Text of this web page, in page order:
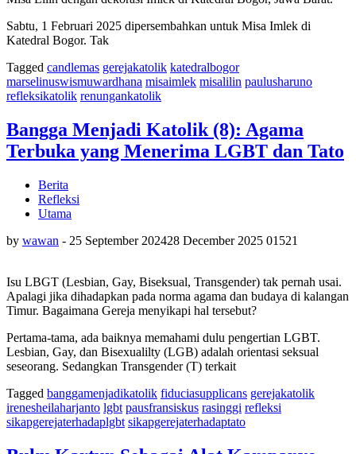
Sabtu, 1 Februari 2025 dipersembahkan untuk Misa Imlek di
Katedral Bogor. Tak
Tagged candlemas gerejakatolik katedralbogor
marselinuswismuwardhana misaimlek misalilin paulusharuno
refleksikatolik renungankatolik
Bangga Menjadi Katolik (8): Agama
Terbuka yang Menerima LGBT dan Tato
Berita
Refleksi
Utama
by wawan - 25 September 202428 December 2025 01521
Isu LBGT (Lesbian, Gay, Biseksual, Transgender) tak pernah usai.
Apalagi jika dihadapkan pada norma agama dan budaya di kalangan
Timur. Bagaimana Gereja menyikapi hal tersebut?
Pertama-tama, ada baiknya memahami dulu pengertian LGBT.
Lesbian, Gay, dan Bisexualilty (LGB) adalah orientasi seksual
seseorang. Sedangkan Transgender (T) terkait
Tagged banggamenjadikatolik fiduciasupplicans gerejakatolik
irenesheilaharjanto lgbt pausfransiskus rasinggi refleksi
sikapgerejaterhadaplgbt sikapgerejaterhadaptato